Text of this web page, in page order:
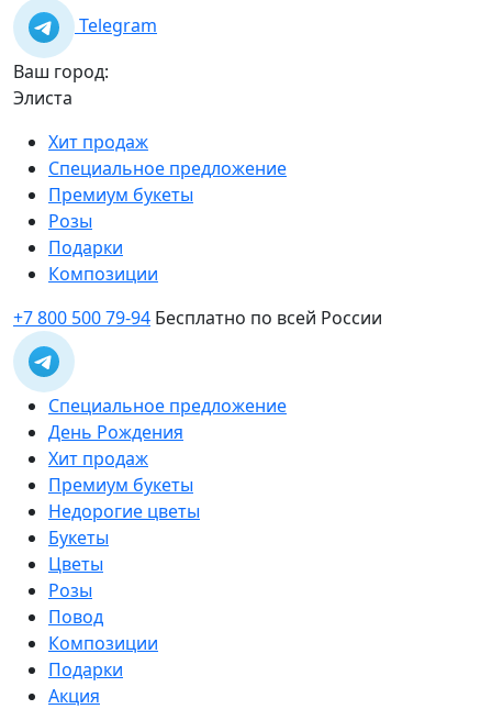
Telegram
Ваш город:
Элиста
Хит продаж
Специальное предложение
Премиум букеты
Розы
Подарки
Композиции
+7 800 500 79-94 Бесплатно по всей России
Специальное предложение
День Рождения
Хит продаж
Премиум букеты
Недорогие цветы
Букеты
Цветы
Розы
Повод
Композиции
Подарки
Акция